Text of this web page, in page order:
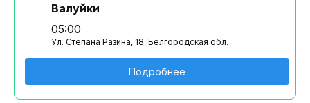
Валуйки
05:00
Ул. Степана Разина, 18, Белгородская обл.
Подробнее